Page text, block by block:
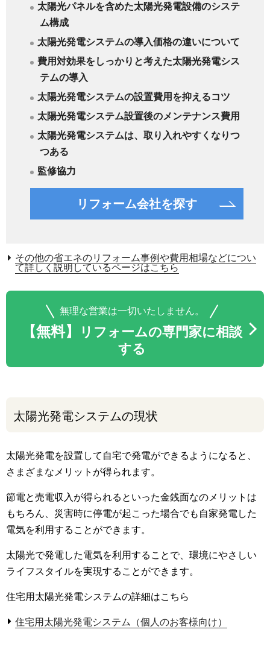
太陽光パネルを含めた太陽光発電設備のシステ
ム構成
太陽光発電システムの導入価格の違いについて
費用対効果をしっかりと考えた太陽光発電シス
テムの導入
太陽光発電システムの設置費用を抑えるコツ
太陽光発電システム設置後のメンテナンス費用
太陽光発電システムは、取り入れやすくなりつ
つある
監修協力
リフォーム会社を探す
その他の省エネのリフォーム事例や費用相場などについ
て詳しく説明しているページはこちら
無理な営業は一切いたしません。
【無料】
リフォームの専門家に相談
する
太陽光発電システムの現状
太陽光発電を設置して自宅で発電ができるようになると、
さまざまなメリットが得られます。
節電と売電収入が得られるといった金銭面なのメリットは
もちろん、災害時に停電が起こった場合でも自家発電した
電気を利用することができます。
太陽光で発電した電気を利用することで、環境にやさしい
ライフスタイルを実現することができます。
住宅用太陽光発電システムの詳細はこちら
住宅用太陽光発電システム（個人のお客様向け）